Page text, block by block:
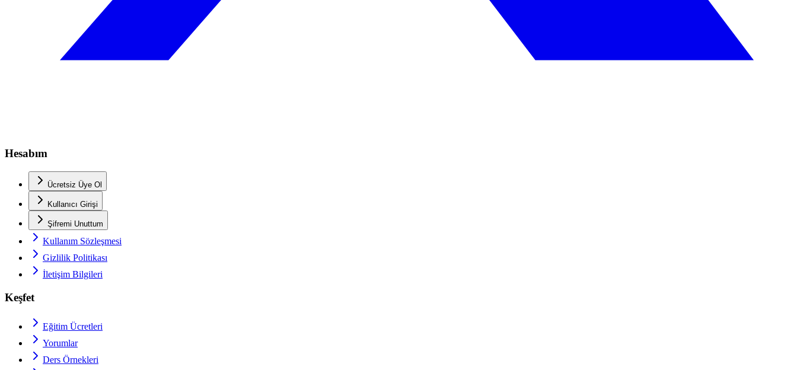
Hesabım
Ücretsiz Üye Ol
Kullanıcı Girişi
Şifremi Unuttum
Kullanım Sözleşmesi
Gizlilik Politikası
İletişim Bilgileri
Keşfet
Eğitim Ücretleri
Yorumlar
Ders Örnekleri